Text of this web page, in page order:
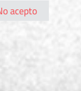
acepto